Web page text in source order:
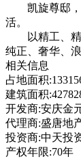
凯旋尊邸，是
活。
以精工、精
纯正、奢华、
相关信息
占地面积
建筑面积
开发商:安庆金
代理商:盛唐地
投资商:中天投
产权年限:70年